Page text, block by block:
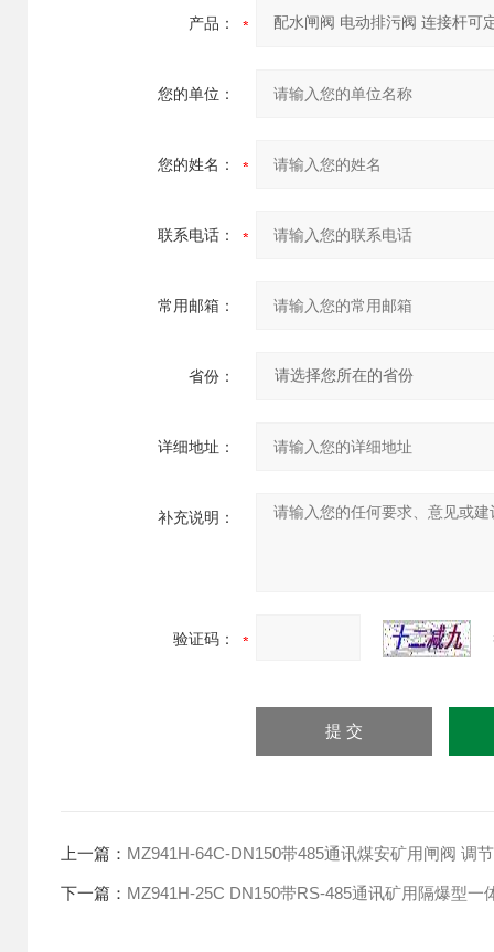
产品：
您的单位：
您的姓名：
联系电话：
常用邮箱：
省份：
详细地址：
补充说明：
验证码：
上一篇： MZ941H-64C-DN150带485通讯煤安矿用闸阀 调
下一篇： MZ941H-25C DN150带RS-485通讯矿用隔爆型一